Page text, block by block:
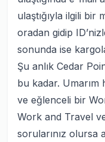
ulaştığıyla ilgili bir
oradan gidip
sonunda ise
Şu anlık Cedar
bu kadar. Umarım
ve eğlenceli bir
Work and Travel
sorularınız olursa